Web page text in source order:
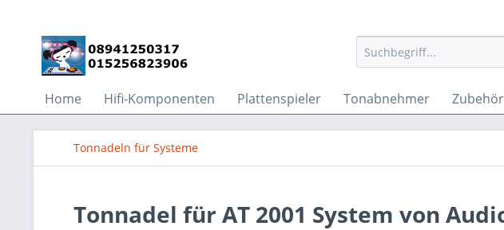
Home Hifi-Komponenten Plattenspieler Tonabnehmer Zubehör
Tonnadeln für Systeme
Tonnadel für AT 2001 System von